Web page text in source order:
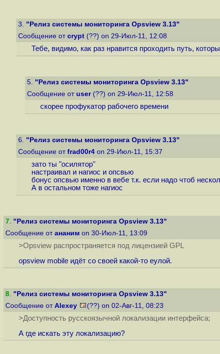
3. "Релиз системы мониторинга Opsview 3.13"
Сообщение от crypt (??) on 29-Июл-11, 12:08
Тебе, видимо, как раз нравится проходить путь,
5. "Релиз системы мониторинга Opsview 3.13"
Сообщение от user(??) on 29-Июл-11, 12:58
скорее профукатор рабочего времени
6. "Релиз системы мониторинга Opsview 3.13"
Сообщение от frad00r4 on 29-Июл-11, 15:37
зато ты "осилятор"
настраивал и нагиос и опсвью
бонус опсвью именно в вебе т.к. если надо чтоб
А в остальном тоже нагиос
7. "Релиз системы мониторинга Opsview 3.13"
Сообщение от ананим on 30-Июл-11, 13:09
>Opsview распространяется под лицензией GPL
opsview mobile идёт со своей какой-то еулой.
8. "Релиз системы мониторинга Opsview 3.13"
Сообщение от Alexey (??) on 02-Авг-11, 08:23
>Доступность русскоязычной локализации интерфейса;
А где искать эту локализацию?